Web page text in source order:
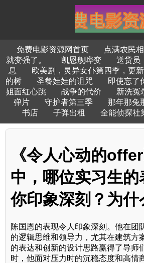
免费电影资源网首页
点满农民
就变强了。
凯恩舰哗变 送货员
息
欧美剧，灵异女仆第四季，更
的树
圣餐娃娃的诅咒 即使忘了
姐面红心跳
战争的代价 新洗冤
弹片
守护者第三季 那年那兔
书店
子弹出租 全能侦探社
《令人心动的
中，哪位实习生的
你印象深刻？为什
陈国恩的表现令人印象深刻。他在团
的逻辑思维和领导力，尤其在建筑方
的表达和创新的设计思路赢得了导师
时，他面对压力时的沉稳态度和高情